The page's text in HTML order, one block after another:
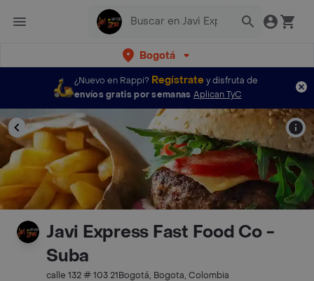
Bogotá
¿Nuevo en Rappi? Regístratey disfruta de
envíos gratis por semanas Aplican TyC
Javi Express Fast Food Co -
Suba
calle 132 # 103 21Bogotá, Bogota, Colombia